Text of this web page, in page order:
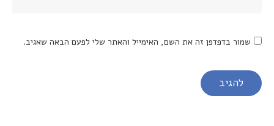
שמור בדפדפן זה את השם, האימייל והאתר שלי לפעם הבאה שאגיב.